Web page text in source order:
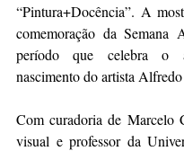
“Pintura+Docência”. A
comemoração da Semana
período que celebra o
nascimento do artista
Com curadoria de Marcelo
visual e professor da